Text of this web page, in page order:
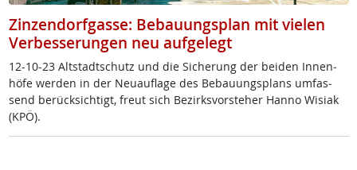
Zinzendorfgasse: Bebauungsplan mit vielen
Verbesserungen neu aufgelegt
12-10-23 Alt­stadt­schutz und die Si­che­rung der bei­den In­nen­
hö­fe wer­den in der Neu­aufla­ge des Be­bau­ungs­plans um­fas­
send be­rück­sich­tigt, freut sich Be­zirks­vor­ste­her Han­no Wi­siak
(KPÖ).